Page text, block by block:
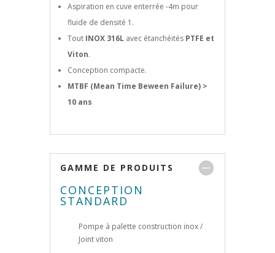
Aspiration en cuve enterrée -4m pour
fluide de densité 1.
Tout INOX 316L avec étanchéités PTFE et
Viton.
Conception compacte.
MTBF (Mean Time Beween Failure) >
10 ans
GAMME DE PRODUITS
CONCEPTION
STANDARD
Pompe à palette construction inox /
Joint viton